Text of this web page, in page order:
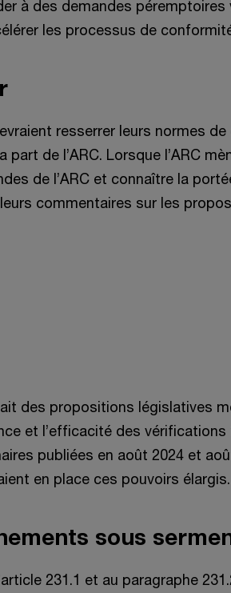
à des demandes
les processus de
resserrer leurs normes
part de l’ARC. Lorsque l’ARC
de l’ARC et connaître la
commentaires sur les
des propositions législatives
et l’efficacité des
publiées en août 2024 et
en place ces pouvoirs élargis.
sous
231.1 et au paragraphe